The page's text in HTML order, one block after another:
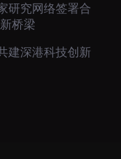
研究网络签署合
桥梁
建深港科技创新